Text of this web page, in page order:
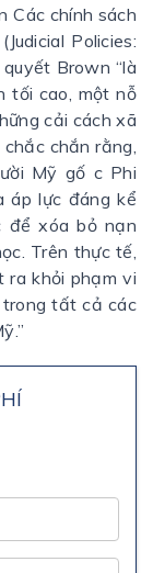
Các chính sách
Policies:
Brown “là
tối cao, một nỗ
cải cách xã
chắn rằng,
Mỹ gố c Phi
áp lực đáng kể
để xóa bỏ nạn
Trên thực tế,
ra khỏi phạm vi
trong tất cả các